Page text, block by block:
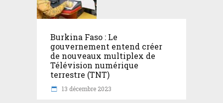
Burkina Faso : Le
gouvernement entend créer
de nouveaux multiplex de
Télévision numérique
terrestre (TNT)
13 décembre 2023